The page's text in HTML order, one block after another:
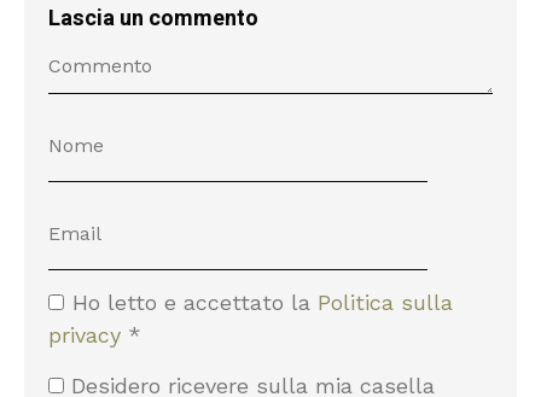
Lascia un commento
Ho letto e accettato la Politica sulla
privacy *
Desidero ricevere sulla mia casella